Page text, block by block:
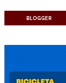
BLOGGER